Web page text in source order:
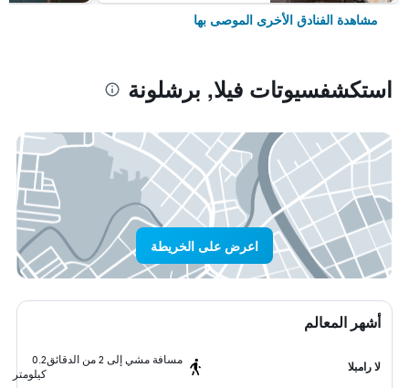
مشاهدة الفنادق الأخرى الموصى بها
استكشفسيوتات فيلا, برشلونة
اعرض على الخريطة
أشهر المعالم
لا رامبلا
مسافة مشي إلى 2 من الدقائق
0.2
كيلومتر